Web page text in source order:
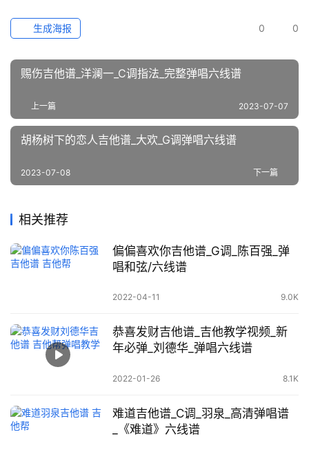
0 0
生成海报
赐伤吉他谱_洋澜一_C调指法_完整弹唱六线谱
上一篇 2023-07-07
胡杨树下的恋人吉他谱_大欢_G调弹唱六线谱
下一篇
2023-07-08
相关推荐
偏偏喜欢你吉他谱_G调_陈百强_弹
唱和弦/六线谱
2022-04-11 9.0K
恭喜发财吉他谱_吉他教学视频_新
年必弹_刘德华_弹唱六线谱
2022-01-26 8.1K
难道吉他谱_C调_羽泉_高清弹唱谱
_《难道》六线谱